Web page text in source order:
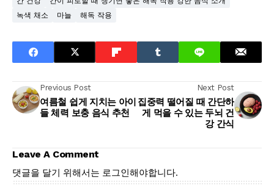
녹색 채소
마늘 해독 작용
Previous Post
여름철 쉽게 지치는 아이
들 체력 보충 음식 추천
Next Post
집중력 떨어질 때 간단하
게 먹을 수 있는 두뇌 건
강 간식
Leave A Comment
댓글을 달기 위해서는 로그인해야합니다.